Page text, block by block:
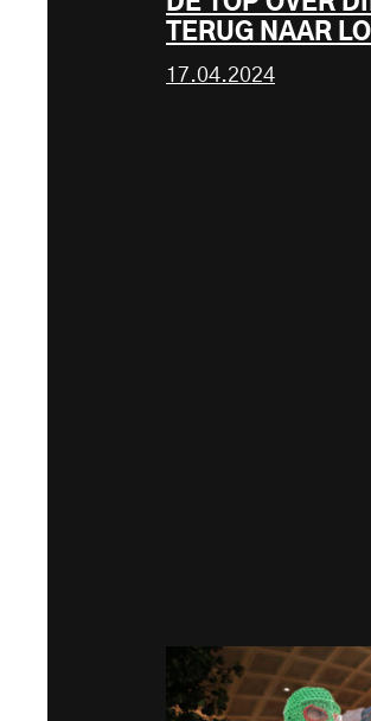
TERUG NAAR
17.04.2024